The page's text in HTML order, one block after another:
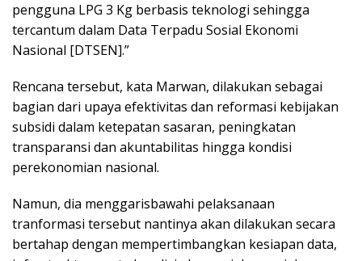
pengguna LPG 3 Kg berbasis teknologi sehingga
tercantum dalam Data Terpadu Sosial Ekonomi
Nasional [DTSEN].”
Rencana tersebut, kata Marwan, dilakukan sebagai
bagian dari upaya efektivitas dan reformasi kebijakan
subsidi dalam ketepatan sasaran, peningkatan
transparansi dan akuntabilitas hingga kondisi
perekonomian nasional.
Namun, dia menggarisbawahi pelaksanaan
tranformasi tersebut nantinya akan dilakukan secara
bertahap dengan mempertimbangkan kesiapan data,